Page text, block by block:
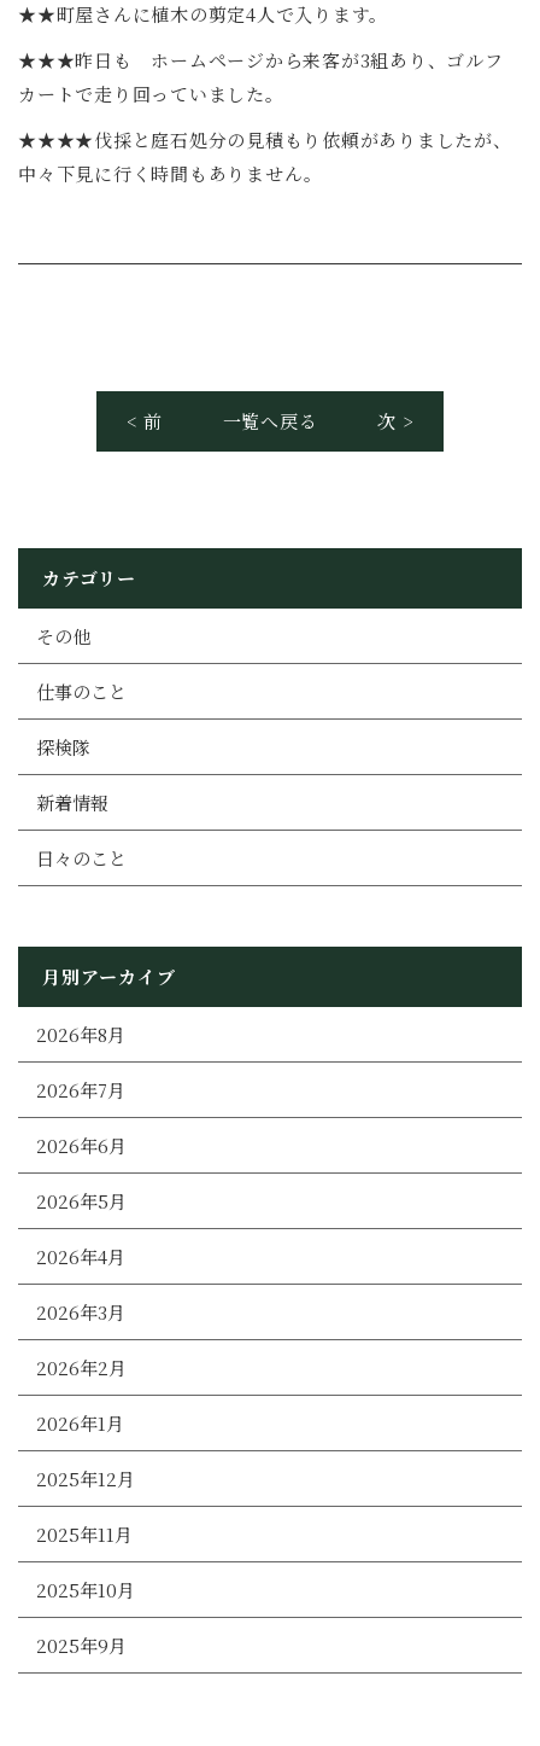
★★町屋さんに植木の剪定4人で入ります。
★★★昨日も ホームページから来客が3組あり、ゴルフ
カートで走り回っていました。
★★★★伐採と庭石処分の見積もり依頼がありましたが、
中々下見に行く時間もありません。
< 前 一覧へ戻る 次 >
カテゴリー
その他
仕事のこと
探検隊
新着情報
日々のこと
月別アーカイブ
2026年8月
2026年7月
2026年6月
2026年5月
2026年4月
2026年3月
2026年2月
2026年1月
2025年12月
2025年11月
2025年10月
2025年9月